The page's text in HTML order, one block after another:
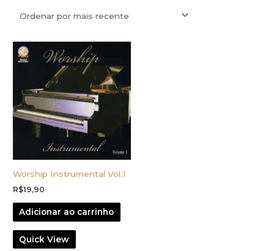
Worship Instrumental Vol.1
R$19,90
Adicionar ao carrinho
Quick View